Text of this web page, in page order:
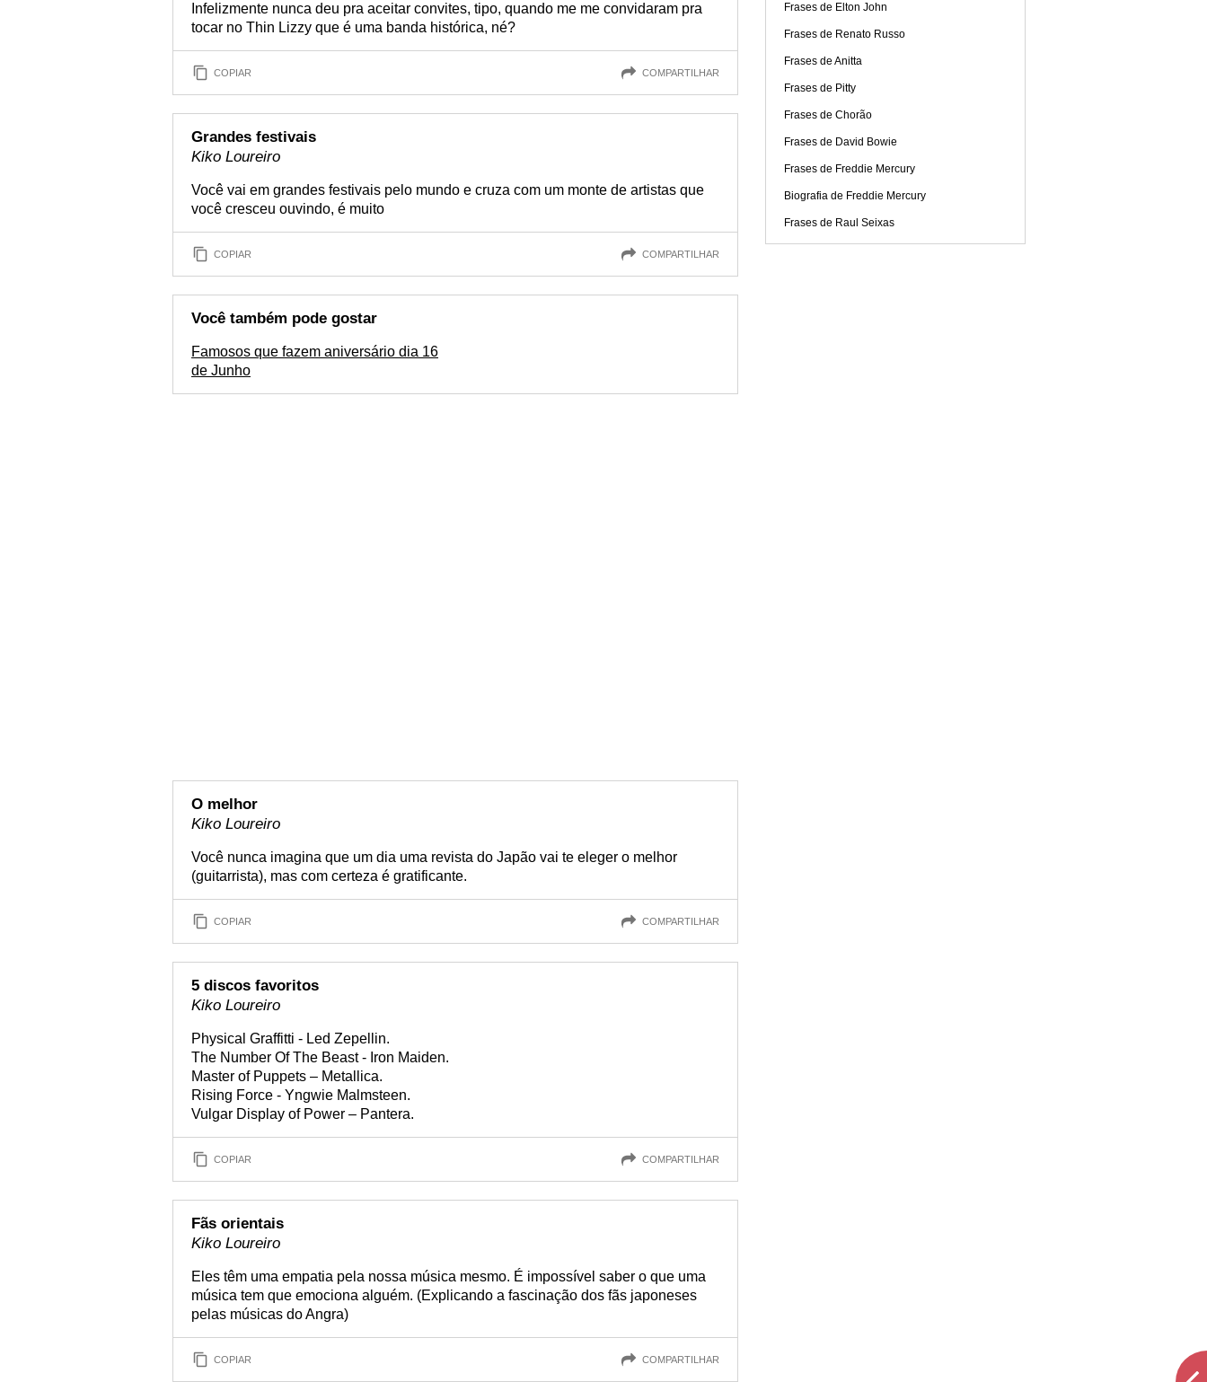
Infelizmente nunca deu pra aceitar convites, tipo, quando me me convidaram pra
tocar no Thin Lizzy que é uma banda histórica, né?
COPIAR COMPARTILHAR
Grandes festivais
Kiko Loureiro
Você vai em grandes festivais pelo mundo e cruza com um monte de artistas que
você cresceu ouvindo, é muito
COPIAR COMPARTILHAR
Você também pode gostar
Famosos que fazem aniversário dia 16
de Junho
O melhor
Kiko Loureiro
Você nunca imagina que um dia uma revista do Japão vai te eleger o melhor
(guitarrista), mas com certeza é gratificante.
COPIAR COMPARTILHAR
5 discos favoritos
Kiko Loureiro
Physical Graffitti - Led Zepellin.
The Number Of The Beast - Iron Maiden.
Master of Puppets – Metallica.
Rising Force - Yngwie Malmsteen.
Vulgar Display of Power – Pantera.
COPIAR COMPARTILHAR
Fãs orientais
Kiko Loureiro
Eles têm uma empatia pela nossa música mesmo. É impossível saber o que uma
música tem que emociona alguém. (Explicando a fascinação dos fãs japoneses
pelas músicas do Angra)
COPIAR COMPARTILHAR
Frases de Elton John
Frases de Renato Russo
Frases de Anitta
Frases de Pitty
Frases de Chorão
Frases de David Bowie
Frases de Freddie Mercury
Biografia de Freddie Mercury
Frases de Raul Seixas